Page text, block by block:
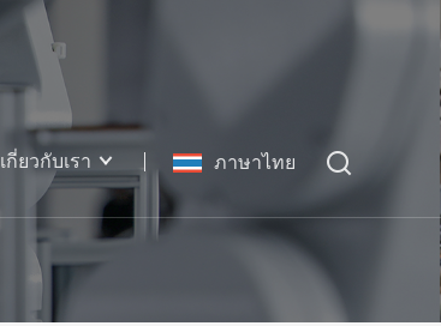
ภาษาไทย
เกี่ยวกับเรา